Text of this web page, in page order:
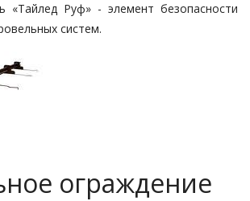
«Тайлед Руф» - элемент безопасности
систем.
ограждение